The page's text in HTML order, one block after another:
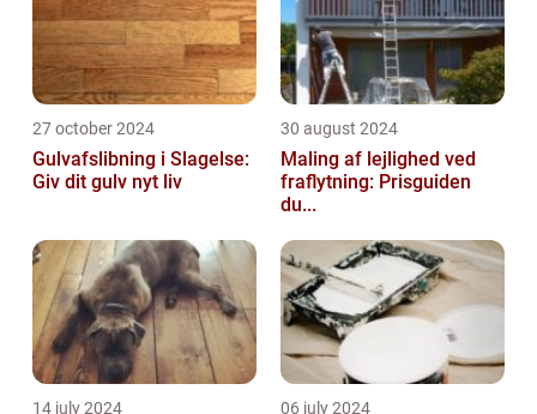
27 october 2024
Gulvafslibning i Slagelse:
Giv dit gulv nyt liv
30 august 2024
Maling af lejlighed ved
fraflytning: Prisguiden
du...
14 july 2024 06 july 2024